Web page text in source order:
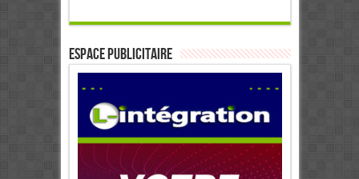
ESPACE PUBLICITAIRE